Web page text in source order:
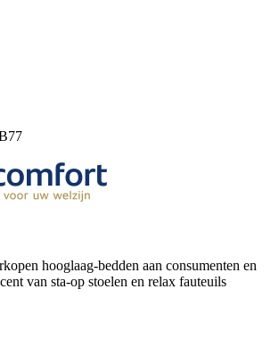
hooglaag-bedden aan consumenten en
van sta-op stoelen en relax fauteuils